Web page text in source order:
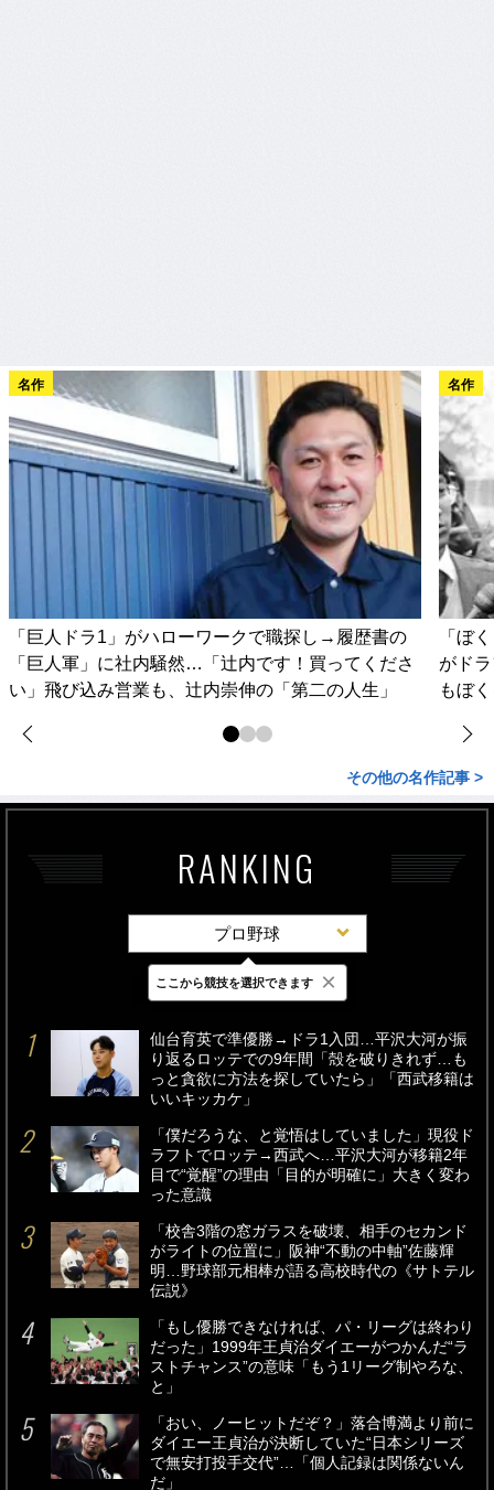
名作
「巨人ドラ1」がハローワークで職探し→履歴書の
「巨人軍」に社内騒然…「辻内です！買ってくださ
い」飛び込み営業も、辻内崇伸の「第二の人生」
名作
「ぼ
がド
もぼ
その他の名作記事 >
RANKING
プロ野球
最新 24時間 週間
仙台育英で準優勝→ドラ1入団…平沢大河が振
り返るロッテでの9年間「殻を破りきれず…も
っと貪欲に方法を探していたら」「西武移籍は
いいキッカケ」
「僕だろうな、と覚悟はしていました」現役ド
ラフトでロッテ→西武へ…平沢大河が移籍2年
目で“覚醒”の理由「目的が明確に」大きく変わ
った意識
「校舎3階の窓ガラスを破壊、相手のセカンド
がライトの位置に」阪神“不動の中軸”佐藤輝
明…野球部元相棒が語る高校時代の《サトテル
伝説》
「もし優勝できなければ、パ・リーグは終わり
だった」1999年王貞治ダイエーがつかんだ“ラ
ストチャンス”の意味「もう1リーグ制やろな、
と」
「おい、ノーヒットだぞ？」落合博満より前に
ダイエー王貞治が決断していた“日本シリーズ
で無安打投手交代”…「個人記録は関係ないん
だ」
ここから競技を選択できます ×